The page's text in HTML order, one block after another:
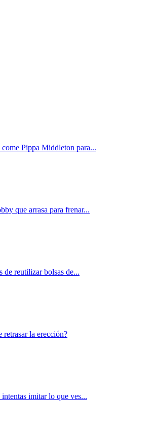
come Pippa Middleton para...
que arrasa para frenar...
de reutilizar bolsas de...
retrasar la erección?
imitar lo que ves...